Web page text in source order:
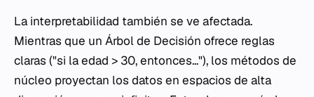
La interpretabilidad también se ve afectada.
Mientras que un Árbol de Decisión ofrece reglas
claras ("si la edad > 30, entonces..."), los métodos de
núcleo proyectan los datos en espacios de alta